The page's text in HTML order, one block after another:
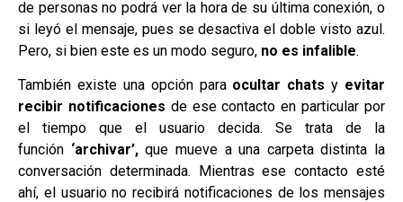
de personas no podrá ver la hora de su última conexión, o
si leyó el mensaje, pues se desactiva el doble visto azul.
Pero, si bien este es un modo seguro, no es infalible.
También existe una opción para ocultar chats y evitar
recibir notificaciones de ese contacto en particular por
el tiempo que el usuario decida. Se trata de la
función ‘archivar’,que mueve a una carpeta distinta la
conversación determinada. Mientras ese contacto esté
ahí, el usuario no recibirá notificaciones de los mensajes